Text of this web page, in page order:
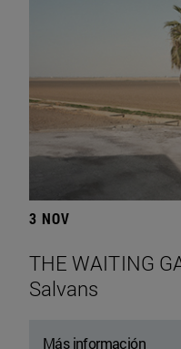
3 NOV
THE WAITING
Salvans
Más información